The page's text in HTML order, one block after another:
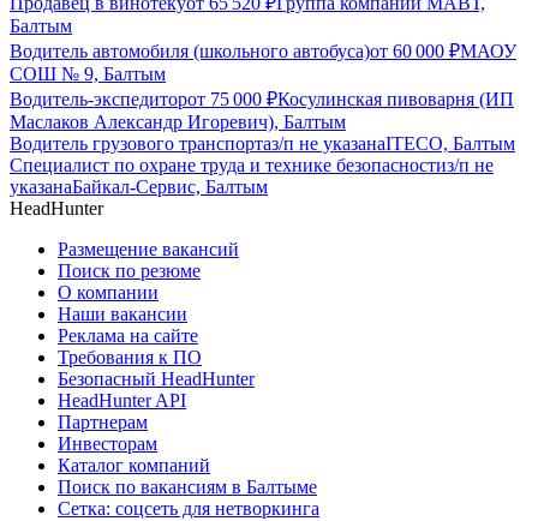
Балтым
Водитель автомобиля (школьного автобуса)от 60 000 ₽МАОУ
СОШ № 9, Балтым
Водитель-экспедиторот 75 000 ₽Косулинская пивоварня (ИП
Маслаков Александр Игоревич), Балтым
Водитель грузового транспортаз/п не указанаITECO, Балтым
Специалист по охране труда и технике безопасностиз/п не
указанаБайкал-Сервис, Балтым
HeadHunter
Размещение вакансий
Поиск по резюме
О компании
Наши вакансии
Реклама на сайте
Требования к ПО
Безопасный HeadHunter
HeadHunter API
Партнерам
Инвесторам
Каталог компаний
Поиск по вакансиям в Балтыме
Сетка: соцсеть для нетворкинга